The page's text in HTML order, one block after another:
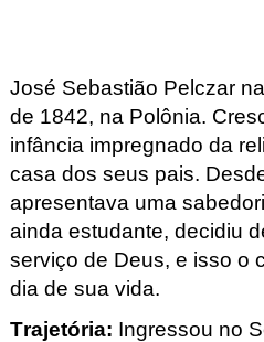
José Sebastião Pelczar
de 1842, na Polônia.
infância impregnado da
casa dos seus pais.
apresentava uma
ainda estudante, decidiu
serviço de Deus, e isso o
dia de sua vida.
Trajetória: Ingressou no